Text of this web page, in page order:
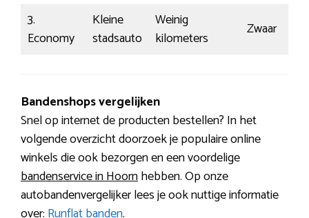
3.
Economy
Kleine
stadsauto
Weinig
kilometers
Zwaar
Bandenshops vergelijken
Snel op internet de producten bestellen? In het
volgende overzicht doorzoek je populaire online
winkels die ook bezorgen en een voordelige
bandenservice in Hoornhebben. Op onze
autobandenvergelijker lees je ook nuttige informatie